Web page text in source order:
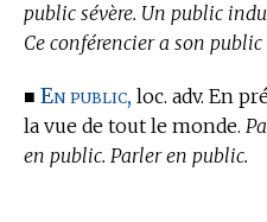
public sévère. Un public
Ce conférencier a son
■ En public, loc. adv. En
la vue de tout le monde.
en public. Parler en public.